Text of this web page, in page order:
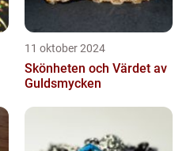
11 oktober 2024
Skönheten och Värdet av
Guldsmycken